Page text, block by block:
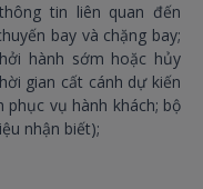
tin liên quan đến
bay và chặng bay;
hành sớm hoặc hủy
gian cất cánh dự kiến
phục vụ hành khách; bộ
nhận biết);